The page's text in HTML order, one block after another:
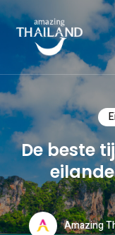
AMAZING
Officiële website van
De beste
Amazing